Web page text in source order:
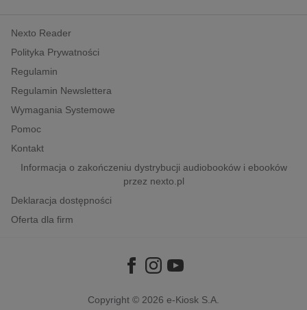
polityka, społeczno-informacyjne
psychologiczne
inne
popularno-naukowe
historia
Nexto Reader
Polityka Prywatności
Regulamin
Regulamin Newslettera
Wymagania Systemowe
Pomoc
Kontakt
Informacja o zakończeniu dystrybucji audiobooków i ebooków
przez nexto.pl
Deklaracja dostępności
Oferta dla firm
Copyright © 2026 e-Kiosk S.A.